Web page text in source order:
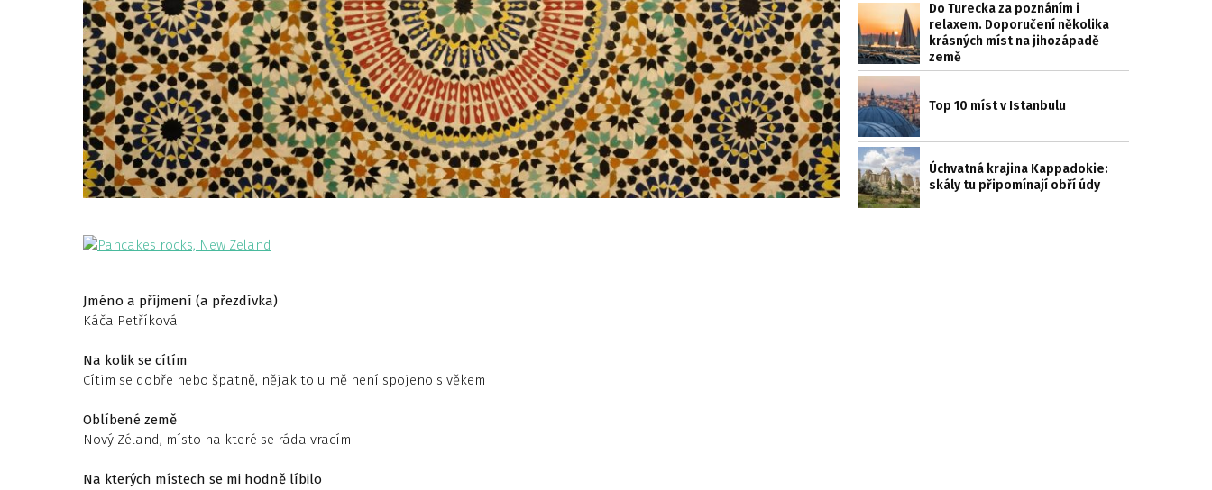
Jméno a příjmení (a přezdívka)
Káča Petříková
Na kolik se cítím
Cítim se dobře nebo špatně, nějak to u mě není spojeno s věkem
Oblíbené země
Nový Zéland, místo na které se ráda vracím
Na kterých místech se mi hodně líbilo
Do Turecka za poznáním i
relaxem. Doporučení několika
krásných míst na jihozápadě
země
Top 10 míst v Istanbulu
Úchvatná krajina Kappadokie:
skály tu připomínají obří údy